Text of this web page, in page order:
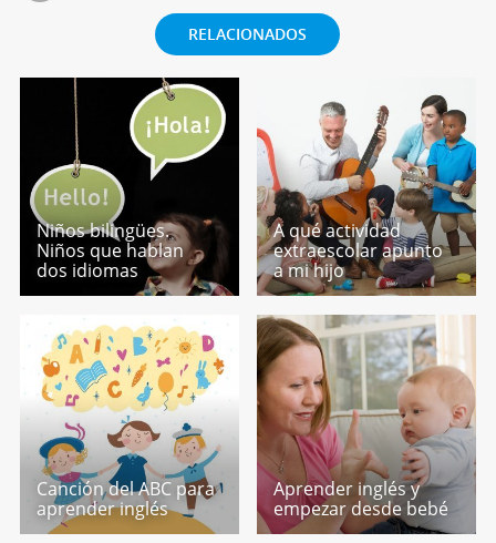
RELACIONADOS
Niños bilingües.
Niños que hablan
dos idiomas
A qué actividad
extraescolar apunto
a mi hijo
Canción del ABC para
aprender inglés
Aprender inglés y
empezar desde bebé